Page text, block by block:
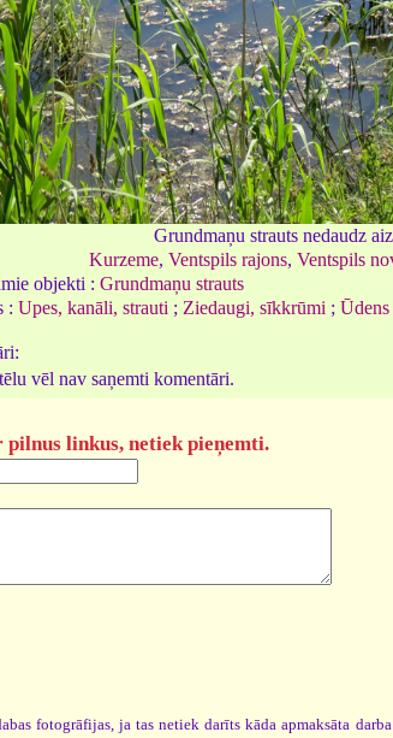
Grundmaņu strauts nedaudz
Kurzeme, Ventspils rajons, Ventspils
objekti : Grundmaņu strauts
: Upes, kanāli, strauti ; Ziedaugi, sīkkrūmi ; Ūdens
vēl nav saņemti komentāri.
linkus, netiek pieņemti.
fotogrāfijas, ja tas netiek darīts kāda apmaksāta